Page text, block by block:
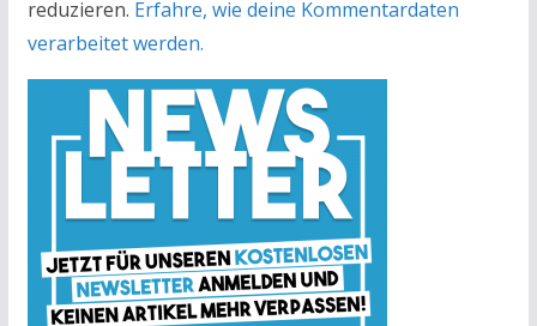
reduzieren. Erfahre, wie deine Kommentardaten
verarbeitet werden.